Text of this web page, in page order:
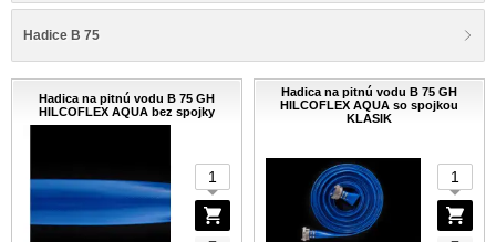
Hadice B 75
Hadica na pitnú vodu B 75 GH
HILCOFLEX AQUA bez spojky
Hadica na pitnú vodu B 75 GH
HILCOFLEX AQUA so spojkou
KLASIK